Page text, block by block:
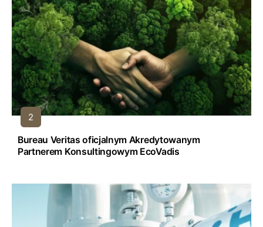
Bureau Veritas oficjalnym Akredytowanym
Partnerem Konsultingowym EcoVadis